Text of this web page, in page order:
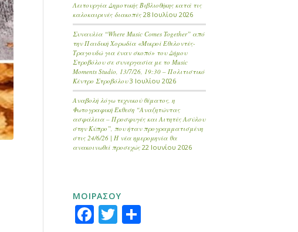
Λειτουργία Δημοτικής Βιβλιοθήκης κατά τις
καλοκαιρινές διακοπές 28 Ιουλίου 2026
Συναυλία “Where Music Comes Together” από
την Παιδική Χορωδία «Μικροί Εθελοντές-
Τραγουδώ για έναν σκοπό» του Δήμου
Στροβόλου σε συνεργασία με το Music
Moments Studio, 13/7/26, 19:30 – Πολιτιστικό
Κέντρο Στροβόλου 3 Ιουλίου 2026
Αναβολή λόγω τεχνικού θέματος, η
Φωτογραφική Έκθεση “Αναζητώντας
ασφάλεια – Προσφυγές και Αιτητές Ασύλου
στην Κύπρο”, που ήταν προγραμματισμένη
στις 24/6/26 | Η νέα ημερομηνία θα
ανακοινωθεί προσεχώς 22 Ιουνίου 2026
ΜΟΙΡΑΣΟΥ
Facebook
Twitter
Μοιραστείτε